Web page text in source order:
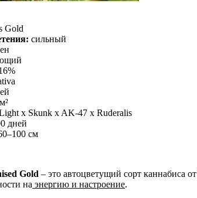
Gold
сильный
x Skunk x AK-47 x Ruderalis
дней
см
Gold – это автоцветущий сорт каннабиса от
на энергию и настроение.